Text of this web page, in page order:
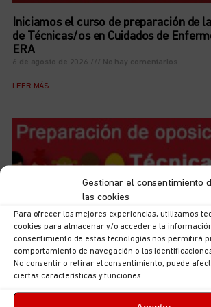
Gestionar el consentimiento
las cookies
Para ofrecer las mejores experiencias, utilizamos
cookies para almacenar y/o acceder a la
consentimiento de estas tecnologías nos permitirá
comportamiento de navegación o las
No consentir o retirar el consentimiento, puede
ciertas características y funciones.
Iniciamos el curso de preparación de
de Técnicas/os en Cuidados de
ERA
6 de agosto de 2026 No hay comentarios
LEER MÁS
Iniciamos el curso de preparación de
de Técnicas/os de Educación Infantil,
No hay comentarios